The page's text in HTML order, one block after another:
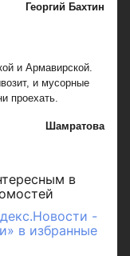
Георгий Бахтин
и Армавирской.
и мусорные
проехать.
Шамратова
в
-
в избранные